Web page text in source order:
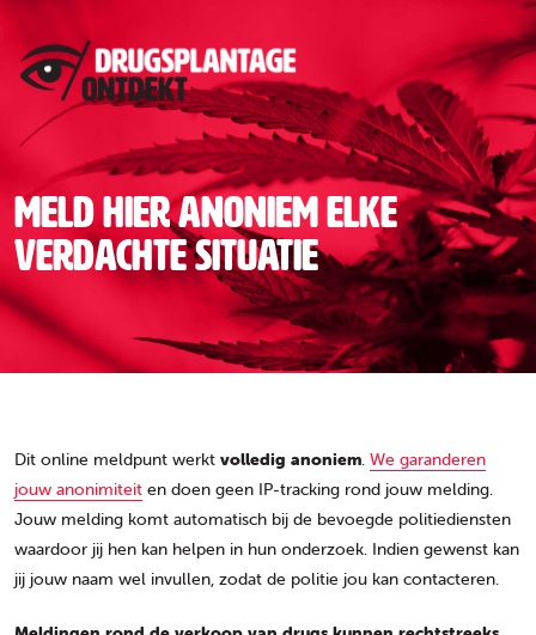
Meld hier anoniem elke
verdachte situatie
Dit online meldpunt werkt volledig anoniem. We garanderen
jouw anonimiteit en doen geen IP-tracking rond jouw melding.
Jouw melding komt automatisch bij de bevoegde politiediensten
waardoor jij hen kan helpen in hun onderzoek. Indien gewenst kan
jij jouw naam wel invullen, zodat de politie jou kan contacteren.